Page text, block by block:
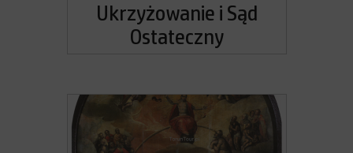
Ukrzyżowanie i Sąd
Ostateczny